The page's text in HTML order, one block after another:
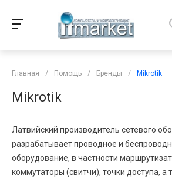
Главная / Помощь / Бренды / Mikrotik
Mikrotik
Латвийский производитель сетевого
разрабатывает проводное и
оборудование, в частности
коммутаторы (свитчи), точки доступа, а